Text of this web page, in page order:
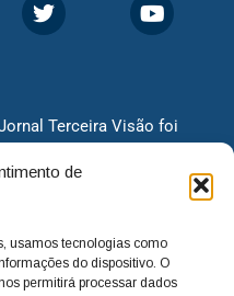
de
usamos tecnologias como
do dispositivo. O
permitirá processar dados
Terceira Visão foi
época só existiam
o jornal continua
notícias. Nunca
do cidadão, sempre